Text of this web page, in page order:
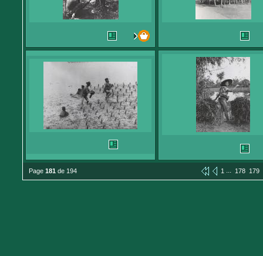
Page 181 de 194 1 ... 178 179